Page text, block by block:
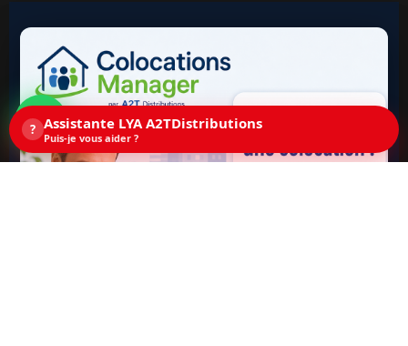
? Assistante LYA A2TDistributions
Puis-je vous aider ?